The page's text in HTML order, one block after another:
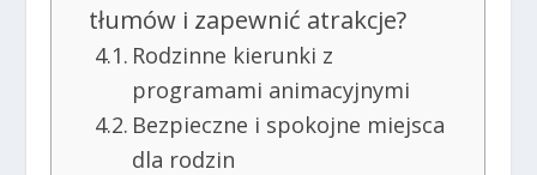
tłumów i zapewnić atrakcje?
Rodzinne kierunki z
programami animacyjnymi
Bezpieczne i spokojne miejsca
dla rodzin